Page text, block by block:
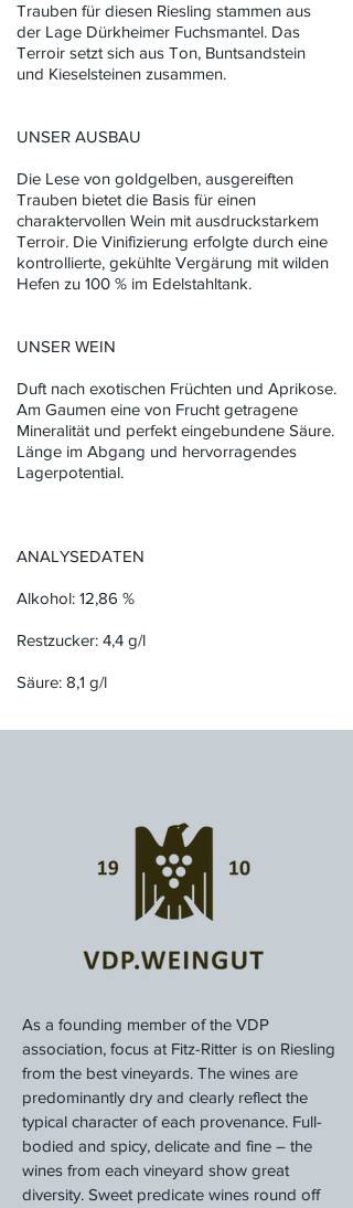
Trauben für diesen Riesling stammen aus
der Lage Dürkheimer Fuchsmantel. Das
Terroir setzt sich aus Ton, Buntsandstein
und Kieselsteinen zusammen.
UNSER AUSBAU
Die Lese von goldgelben, ausgereiften
Trauben bietet die Basis für einen
charaktervollen Wein mit ausdruckstarkem
Terroir. Die Vinifizierung erfolgte durch eine
kontrollierte, gekühlte Vergärung mit wilden
Hefen zu 100 % im Edelstahltank.
UNSER WEIN
Duft nach exotischen Früchten und Aprikose.
Am Gaumen eine von Frucht getragene
Mineralität und perfekt eingebundene Säure.
Länge im Abgang und hervorragendes
Lagerpotential.
ANALYSEDATEN
Alkohol: 12,86 %
Restzucker: 4,4 g/l
Säure: 8,1 g/l
As a founding member of the VDP
association, focus at Fitz-Ritter is on Riesling
from the best vineyards. The wines are
predominantly dry and clearly reflect the
typical character of each provenance. Full-
bodied and spicy, delicate and fine – the
wines from each vineyard show great
diversity. Sweet predicate wines round off